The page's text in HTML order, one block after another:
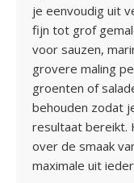
je eenvoudig uit
fijn tot grof
voor sauzen,
grovere maling
groenten of
behouden zodat
resultaat bereikt.
over de smaak
maximale uit